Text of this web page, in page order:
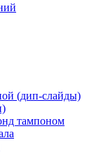
(дип-слайды)
тампоном